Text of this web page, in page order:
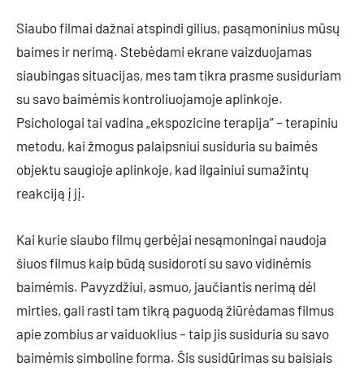
Siaubo filmai dažnai atspindi gilius, pasąmoninius mūsų
baimes ir nerimą. Stebėdami ekrane vaizduojamas
siaubingas situacijas, mes tam tikra prasme susiduriam
su savo baimėmis kontroliuojamoje aplinkoje.
Psichologai tai vadina „ekspozicine terapija” – terapiniu
metodu, kai žmogus palaipsniui susiduria su baimės
objektu saugioje aplinkoje, kad ilgainiui sumažintų
reakciją į jį.
Kai kurie siaubo filmų gerbėjai nesąmoningai naudoja
šiuos filmus kaip būdą susidoroti su savo vidinėmis
baimėmis. Pavyzdžiui, asmuo, jaučiantis nerimą dėl
mirties, gali rasti tam tikrą paguodą žiūrėdamas filmus
apie zombius ar vaiduoklius – taip jis susiduria su savo
baimėmis simboline forma. Šis susidūrimas su baisiais